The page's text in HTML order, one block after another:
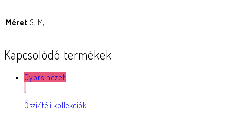
Méret S, M, L
Kapcsolódó termékek
Gyors nézet
Őszi/téli kollekciók